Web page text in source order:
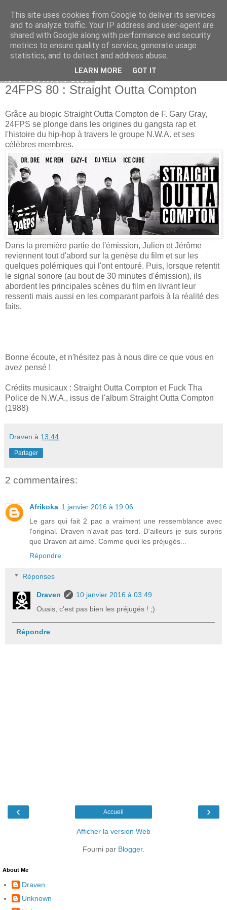
Bepod
24FPS 80 : Straight Outta Compton
Grâce au biopic Straight Outta Compton de F. Gary Gray,
24FPS se plonge dans les origines du gangsta rap et
l'histoire du hip-hop à travers le groupe N.W.A. et ses
célèbres membres.
Dans la première partie de l'émission, Julien et Jérôme
reviennent tout d'abord sur la genèse du film et sur les
quelques polémiques qui l'ont entouré. Puis, lorsque retentit
le signal sonore (au bout de 30 minutes d'émission), ils
abordent les principales scènes du film en livrant leur
ressenti mais aussi en les comparant parfois à la réalité des
faits.
Bonne écoute, et n'hésitez pas à nous dire ce que vous en
avez pensé !
Crédits musicaux : Straight Outta Compton et Fuck Tha
Police de N.W.A., issus de l'album Straight Outta Compton
(1988)
Draven à 13:44
Partager
2 commentaires:
Afrikoka 1 janvier 2016 à 19:06
Le gars qui fait 2 pac a vraiment une ressemblance avec
l'original. Draven n'avait pas tord. D'ailleurs je suis surpris
que Draven ait aimé. Comme quoi les préjugés...
Répondre
Réponses
Draven
10 janvier 2016 à 03:49
Ouais, c'est pas bien les préjugés ! ;)
Répondre
‹ ›
Accueil
Afficher la version Web
Fourni par Blogger.
About Me
Draven
Unknown
This site uses cookies from Google to deliver its services
and to analyze traffic. Your IP address and user-agent are
shared with Google along with performance and security
metrics to ensure quality of service, generate usage
statistics, and to detect and address abuse.
LEARN MORE GOT IT